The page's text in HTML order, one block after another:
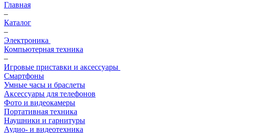
Главная
–
Каталог
–
Электроника
Компьютерная техника
–
Игровые приставки и аксессуары
Смартфоны
Умные часы и браслеты
Аксессуары для телефонов
Фото и видеокамеры
Портативная техника
Наушники и гарнитуры
Аудио- и видеотехника